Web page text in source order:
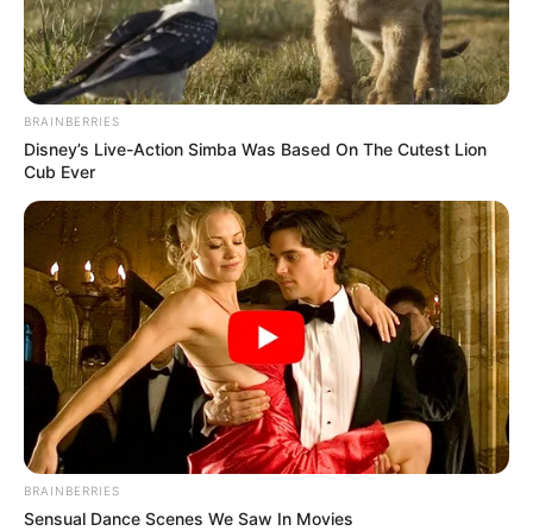
കൊച്ചി:കൊച്ചി നഗരമധ്യത്തിൽ വിദ്യാർഥിനികളെ
വളഞ്ഞിട്ടാക്രമിച്ച കേസിൽ മുഖ്യപ്രതി പിടിയിൽ.
മുഖ്യപ്രതിയും സെക്‌സ്‌ റാക്കറ്റ്‌ കണ്ണിയുമായ
പാലക്കാട്‌ മണ്ണാർക്കാട്‌ പുല്ലശ്ശേരി പെരുമണ്ണിൽ
വീട്ടിൽ പി അക്‌ബർ അലി (29)യെയാണ്‌ നോർത്ത്‌
പൊലീസ്‌ ചെർപ്പുളശ്ശേരിയിൽ നിന്ന്‌ പിടികൂടിയത്‌.
സംഭവത്തിന് ശേഷം അഞ്ചുദിവസം കഴിഞ്ഞാണ്
BRAINBERRIES
Disney’s Live-Action Simba Was Based On The Cutest Lion
Cub Ever
BRAINBERRIES
Sensual Dance Scenes We Saw In Movies